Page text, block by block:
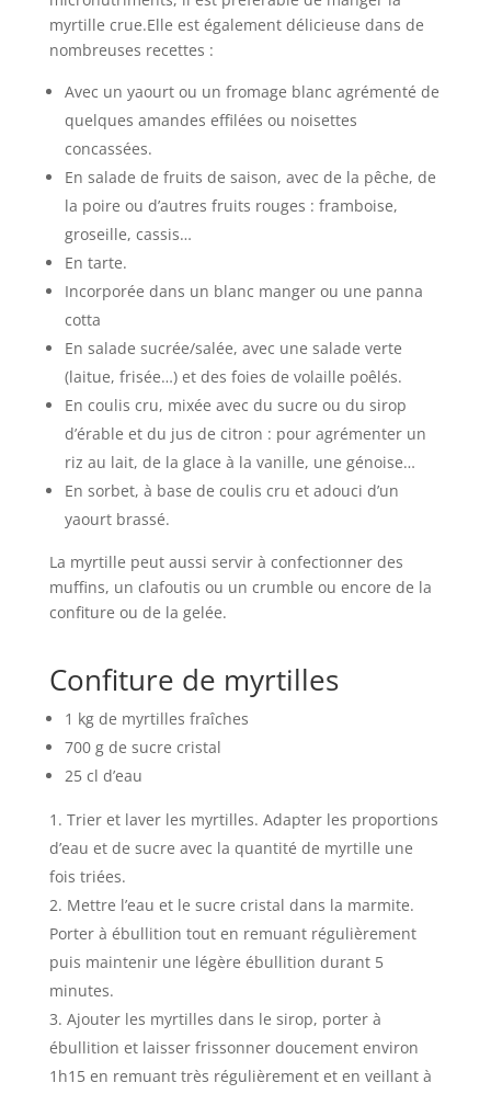
myrtille crue.Elle est également délicieuse dans de
nombreuses recettes :
Avec un yaourt ou un fromage blanc agrémenté de
quelques amandes effilées ou noisettes
concassées.
En salade de fruits de saison, avec de la pêche, de
la poire ou d’autres fruits rouges : framboise,
groseille, cassis…
En tarte.
Incorporée dans un blanc manger ou une panna
cotta
En salade sucrée/salée, avec une salade verte
(laitue, frisée…) et des foies de volaille poêlés.
En coulis cru, mixée avec du sucre ou du sirop
d’érable et du jus de citron : pour agrémenter un
riz au lait, de la glace à la vanille, une génoise…
En sorbet, à base de coulis cru et adouci d’un
yaourt brassé.
La myrtille peut aussi servir à confectionner des
muffins, un clafoutis ou un crumble ou encore de la
confiture ou de la gelée.
Confiture de myrtilles
1 kg de myrtilles fraîches
700 g de sucre cristal
25 cl d’eau
Trier et laver les myrtilles. Adapter les proportions
d’eau et de sucre avec la quantité de myrtille une
fois triées.
Mettre l’eau et le sucre cristal dans la marmite.
Porter à ébullition tout en remuant régulièrement
puis maintenir une légère ébullition durant 5
minutes.
Ajouter les myrtilles dans le sirop, porter à
ébullition et laisser frissonner doucement environ
1h15 en remuant très régulièrement et en veillant à